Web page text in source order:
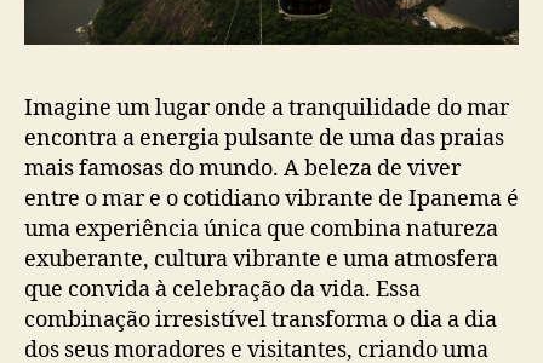
Imagine um lugar onde a tranquilidade do mar
encontra a energia pulsante de uma das praias
mais famosas do mundo. A beleza de viver
entre o mar e o cotidiano vibrante de Ipanema é
uma experiência única que combina natureza
exuberante, cultura vibrante e uma atmosfera
que convida à celebração da vida. Essa
combinação irresistível transforma o dia a dia
dos seus moradores e visitantes, criando uma